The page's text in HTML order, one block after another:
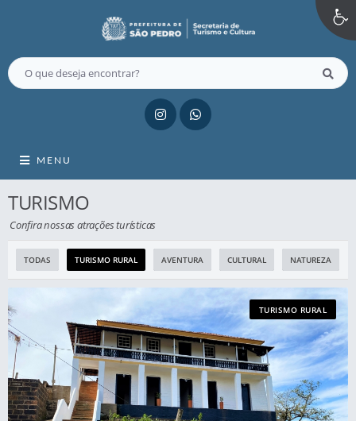
MENU
TURISMO
Confira nossas atrações turísticas
TODAS TURISMO RURAL AVENTURA CULTURAL NATUREZA
TURISMO RURAL